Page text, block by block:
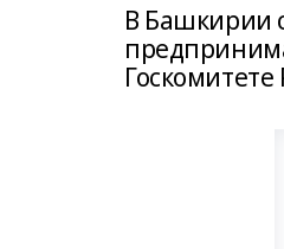
В Башкирии